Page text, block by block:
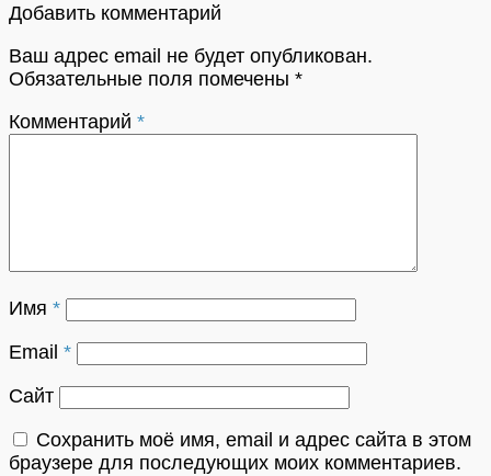
Добавить комментарий
Ваш адрес email не будет опубликован.
Обязательные поля помечены *
Комментарий *
Имя *
Email *
Сайт
Сохранить моё имя, email и адрес сайта в этом
браузере для последующих моих комментариев.